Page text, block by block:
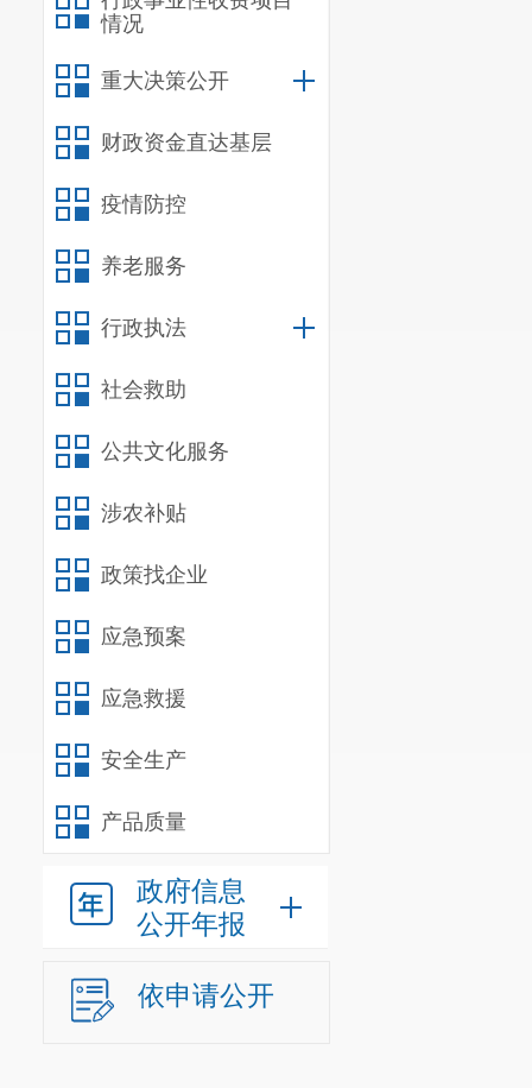
情况
重大决策公开
财政资金直达基层
疫情防控
养老服务
行政执法
社会救助
公共文化服务
涉农补贴
政策找企业
应急预案
应急救援
安全生产
产品质量
政府信息
公开年报
依申请公开